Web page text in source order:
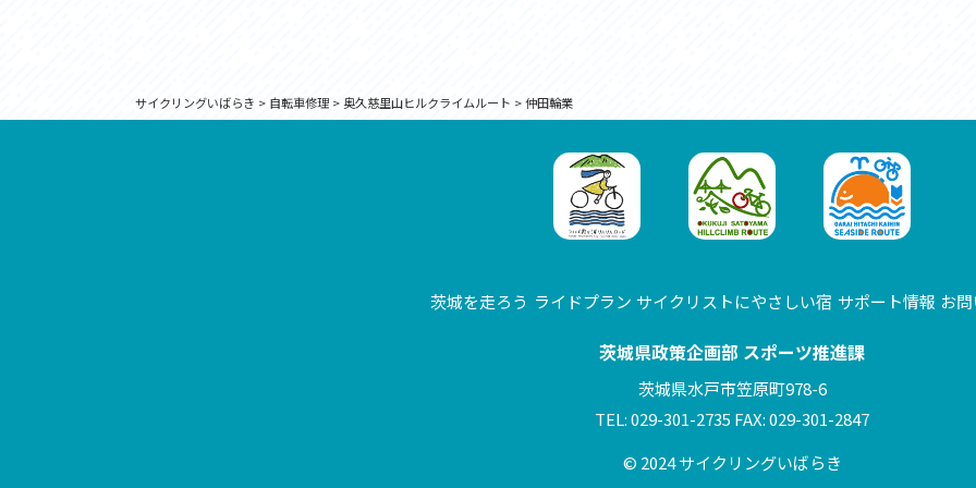
サイクリングいばらき > 自転車修理> 奥久慈里山ヒルクライムルート >仲田輪業
茨城を走ろう ライドプラン サイクリストにやさしい宿 サポート情報 お
茨城県政策企画部 スポーツ推進課
茨城県水戸市笠原町978-6
TEL: 029-301-2735 FAX: 029-301-2847
© 2024 サイクリングいばらき